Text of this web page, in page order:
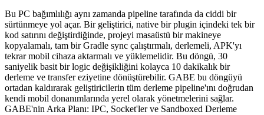
Bu PC bağımlılığı aynı zamanda pipeline tarafında da ciddi bir
sürtünmeye yol açar. Bir geliştirici, native bir plugin içindeki tek bir
kod satırını değiştirdiğinde, projeyi masaüstü bir makineye
kopyalamalı, tam bir Gradle sync çalıştırmalı, derlemeli, APK'yı
tekrar mobil cihaza aktarmalı ve yüklemelidir. Bu döngü, 30
saniyelik basit bir logic değişikliğini kolayca 10 dakikalık bir
derleme ve transfer eziyetine dönüştürebilir. GABE bu döngüyü
ortadan kaldırarak geliştiricilerin tüm derleme pipeline'ını doğrudan
kendi mobil donanımlarında yerel olarak yönetmelerini sağlar.
GABE'nin Arka Planı: IPC, Socket'ler ve Sandboxed Derleme